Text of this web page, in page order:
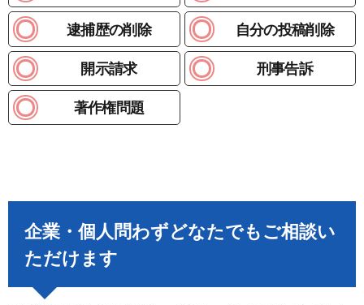
逮捕歴の削除 自分の投稿削除
開示請求 刑事告訴
著作権問題
企業・個人問わずどなたでもご相談い
ただけます